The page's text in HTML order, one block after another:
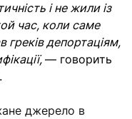
і не жили із
час, коли саме
греків депортаціям,
— говорить
джерело в